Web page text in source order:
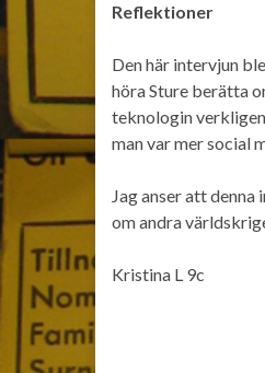
Reflektioner
Den här intervjun
höra Sture berätta
teknologin
man var mer social
Jag anser att
om andra
Kristina L 9c